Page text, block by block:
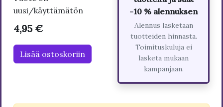
uusi/käyttämätön
4,95 €
Lisää ostoskoriin
-10 % alennuksen
Alennus lasketaan
tuotteiden hinnasta.
Toimituskuluja ei
lasketa mukaan
kampanjaan.